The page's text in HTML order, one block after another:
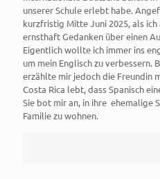
unserer Schule erlebt habe.
kurzfristig Mitte Juni 2025, als
ernsthaft Gedanken über einen
Eigentlich wollte ich immer ins
um mein Englisch zu verbessern.
erzählte mir jedoch die Freundin
Costa Rica lebt, dass Spanisch
Sie bot mir an, in ihre ehemalige
Familie zu wohnen.